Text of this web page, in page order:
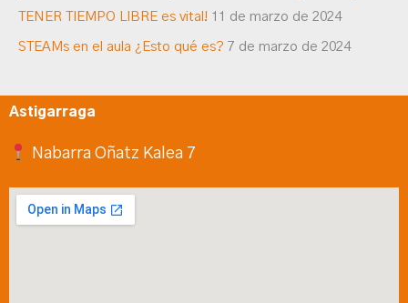
TENER TIEMPO LIBRE es vital! 11 de marzo de 2024
STEAMs en el aula ¿Esto qué es? 7 de marzo de 2024
Astigarraga
Nabarra Oñatz Kalea 7